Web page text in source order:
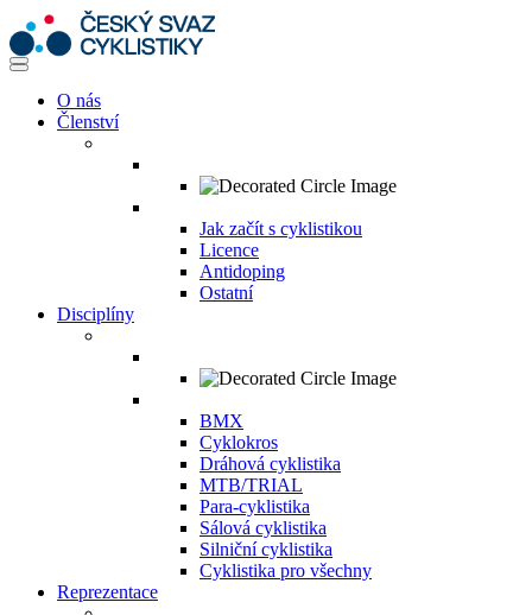
O nás
Členství
Jak začít s cyklistikou
Licence
Antidoping
Ostatní
Disciplíny
BMX
Cyklokros
Dráhová cyklistika
MTB/TRIAL
Para-cyklistika
Sálová cyklistika
Silniční cyklistika
Cyklistika pro všechny
Reprezentace